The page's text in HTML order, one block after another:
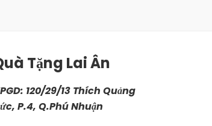
Tặng Lai Ân
120/29/13 Thích Quảng
P.4, Q.Phú Nhuận